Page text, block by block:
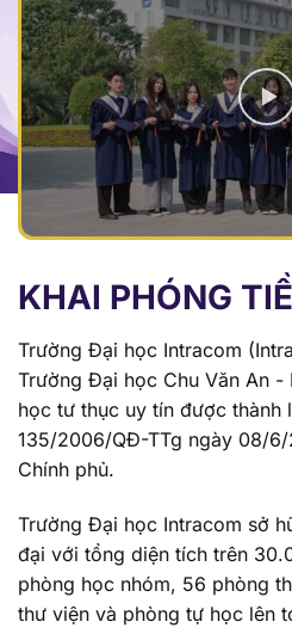
KHAI PHÓNG
Trường Đại học Intracom
Trường Đại học Chu Văn An -
học tư thục uy tín được thành
135/2006/QĐ-TTg ngày 08/
Chính phủ.
Trường Đại học Intracom sở
đại với tổng diện tích trên
phòng học nhóm, 56 phòng
thư viện và phòng tự học lên
giảng đường, 18 phòng chức
2000m2 với khả năng phục